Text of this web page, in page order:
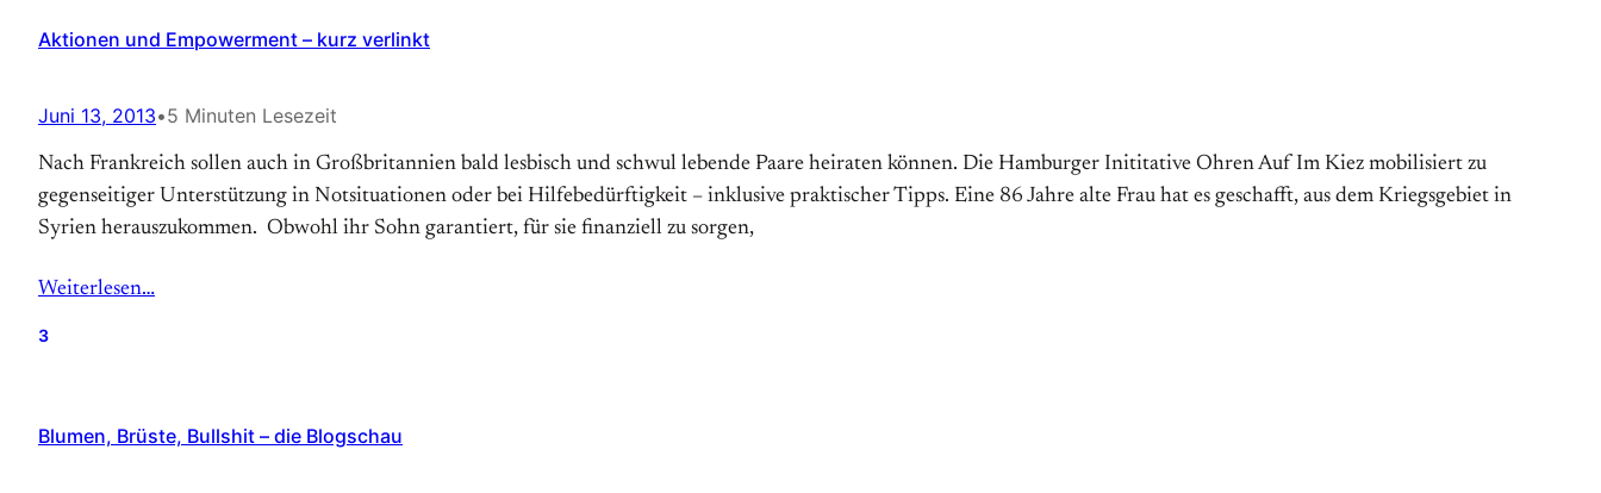
Aktionen und Empowerment – kurz verlinkt
Juni 13, 2013•5 Minuten Lesezeit
Nach Frankreich sollen auch in Großbritannien bald lesbisch und schwul lebende Paare heiraten können. Die Hamburger Inititative Ohren Auf Im Kiez mobilisiert zu
gegenseitiger Unterstützung in Notsituationen oder bei Hilfebedürftigkeit – inklusive praktischer Tipps. Eine 86 Jahre alte Frau hat es geschafft, aus dem Kriegsgebiet in
Syrien herauszukommen. Obwohl ihr Sohn garantiert, für sie finanziell zu sorgen,
Weiterlesen…
3
Blumen, Brüste, Bullshit – die Blogschau